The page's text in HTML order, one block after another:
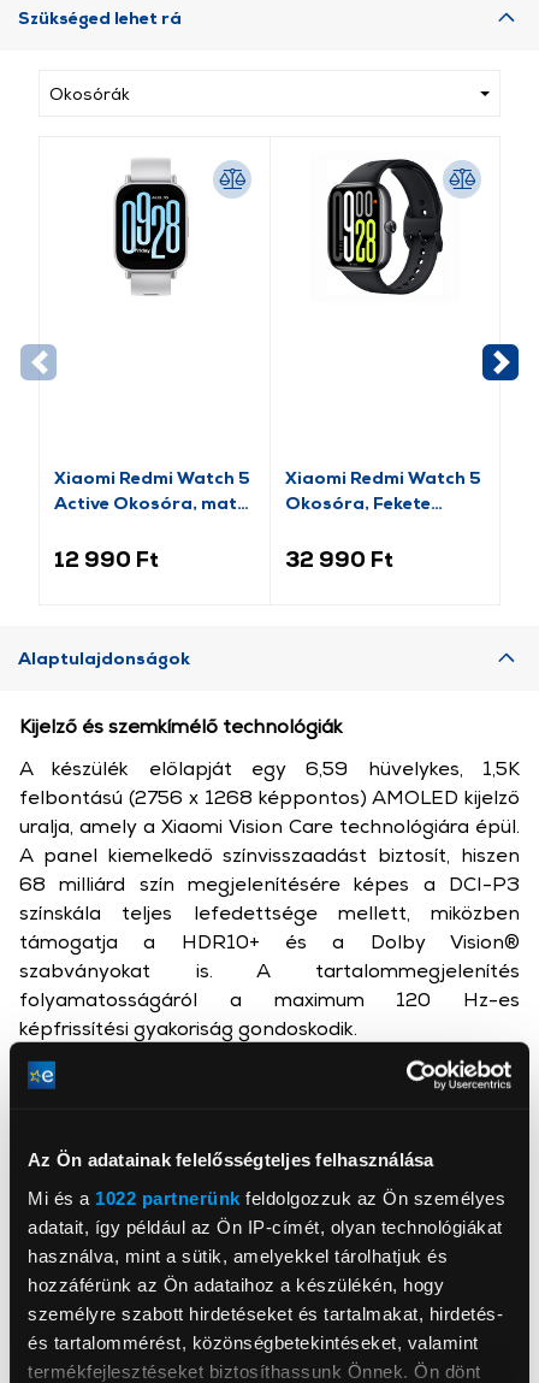
Az Ön adatainak felelősségteljes felhasználása
Mi és a 1022 partnerünk feldolgozzuk az Ön személyes
adatait, így például az Ön IP-címét, olyan technológiákat
használva, mint a sütik, amelyekkel tárolhatjuk és
hozzáférünk az Ön adataihoz a készülékén, hogy
személyre szabott hirdetéseket és tartalmakat, hirdetés-
és tartalommérést, közönségbetekintéseket, valamint
termékfejlesztéseket biztosíthassunk Önnek. Ön dönt
Szükséged lehet rá
Okosórák
Xiaomi Redmi Watch 5
Active Okosóra, matt
12 990 Ft
Xiaomi Redmi Watch 5
Okosóra, Fekete
32 990 Ft
Alaptulajdonságok
Kijelző és szemkímélő technológiák
A készülék előlapját egy 6,59 hüvelykes, 1,5K
felbontású (2756 x 1268 képpontos) AMOLED kijelző
uralja, amely a Xiaomi Vision Care technológiára épül.
A panel kiemelkedő színvisszaadást biztosít, hiszen
68 milliárd szín megjelenítésére képes a DCI-P3
színskála teljes lefedettsége mellett, miközben
támogatja a HDR10+ és a Dolby Vision®
szabványokat is. A tartalommegjelenítés
folyamatosságáról a maximum 120 Hz-es
képfrissítési gyakoriság gondoskodik.
A panel közvetlen napfényben is jól olvasható marad
szem kímélésére: a kijelző 3840 Hz-es magas
frekvenciájú PWM fényerőszabályozást (dimming) és
hagyományos DC dimminget használ, ami minimálisra
csökkenti a vibrációt, így hosszabb használat esetén
sem fárasztja a szemet.